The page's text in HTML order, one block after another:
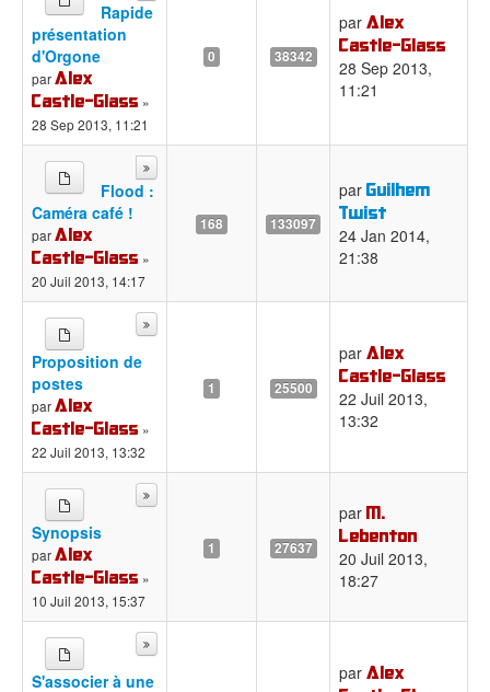
Rapide
présentation
d'Orgone
parAlex
Castle-Glass »
28 Sep 2013, 11:21
0 38342
par Alex
Castle-Glass
28 Sep 2013,
11:21
Flood :
Caméra café !
parAlex
Castle-Glass »
20 Juil 2013, 14:17
168 133097
par Guilhem
Twist
24 Jan 2014,
21:38
Proposition de
postes
parAlex
Castle-Glass »
22 Juil 2013, 13:32
1 25500
par Alex
Castle-Glass
22 Juil 2013,
13:32
Synopsis
parAlex
Castle-Glass »
10 Juil 2013, 15:37
1 27637
par M.
Lebenton
20 Juil 2013,
18:27
S'associer à une par Alex